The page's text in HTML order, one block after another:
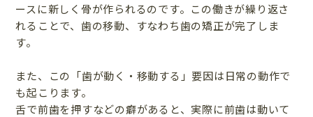
ースに新しく骨が作られるのです。この働きが繰り返さ
れることで、歯の移動、すなわち歯の矯正が完了しま
す。
また、この「歯が動く・移動する」要因は日常の動作で
も起こります。
舌で前歯を押すなどの癖があると、実際に前歯は動いて